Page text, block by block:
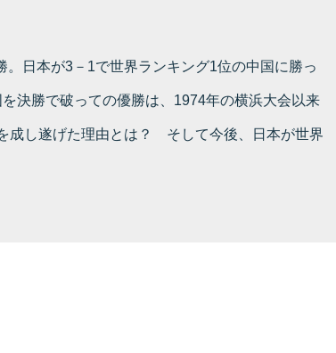
日本が3－1で世界ランキング1位の中国に勝っ
決勝で破っての優勝は、1974年の横浜大会以来
成し遂げた理由とは？ そして今後、日本が世界